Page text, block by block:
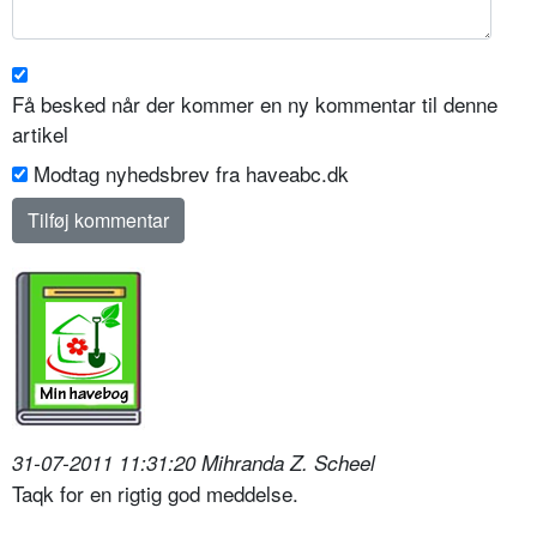
Få besked når der kommer en ny kommentar til denne
artikel
Modtag nyhedsbrev fra haveabc.dk
31-07-2011 11:31:20 Mihranda Z. Scheel
Taqk for en rigtig god meddelse.